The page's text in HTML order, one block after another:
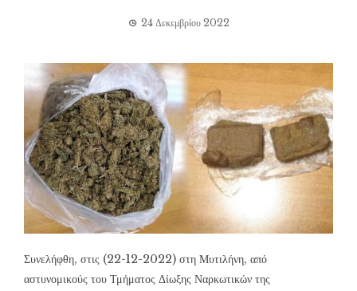
24 Δεκεμβρίου 2022
Συνελήφθη, στις (22-12-2022) στη Μυτιλήνη, από
αστυνομικούς του Τμήματος Δίωξης Ναρκωτικών της